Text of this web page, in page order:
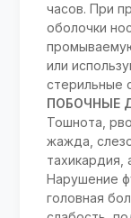
часов. При
оболочки
или
стерильные
ПОБОЧНЫЕ
Тошнота,
жажда,
тахикардия,
Нарушение
головная